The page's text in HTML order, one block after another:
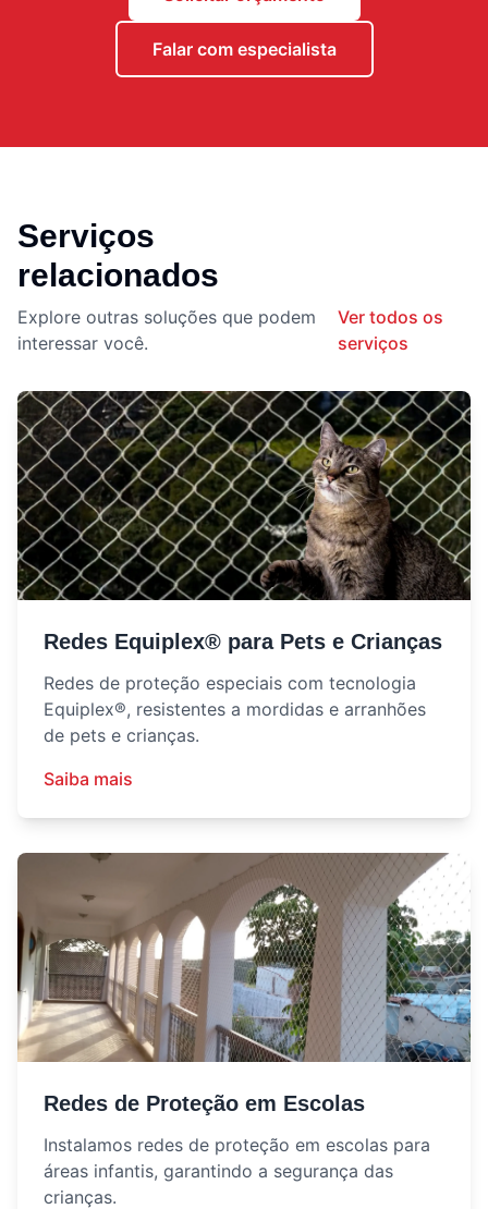
Falar com especialista
Serviços
relacionados
Explore outras soluções que podem
interessar você.
Ver todos os
serviços
Redes Equiplex® para Pets e Crianças
Redes de proteção especiais com tecnologia
Equiplex®, resistentes a mordidas e arranhões
de pets e crianças.
Saiba mais
Redes de Proteção em Escolas
Instalamos redes de proteção em escolas para
áreas infantis, garantindo a segurança das
crianças.